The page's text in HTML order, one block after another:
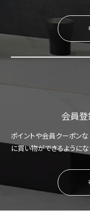
会員登
ポイントや会員クーポン
に買い物ができるようにな